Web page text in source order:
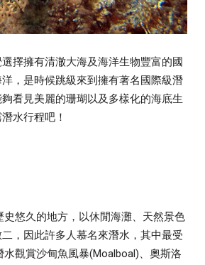
擇擁有清澈大海及海洋生物豐富的國
，是時候跳級來到擁有著名國際級潛
看見美麗的珊瑚以及多樣化的海底生
水行程吧！
悠久的地方，以休閒海灘、天然景色
，因此許多人慕名來潛水，其中最受
觀賞沙甸魚風暴(Moalboal)、奧斯洛